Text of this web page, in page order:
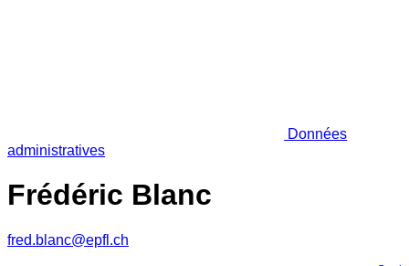
Données
administratives
Frédéric Blanc
fred.blanc@epfl.ch